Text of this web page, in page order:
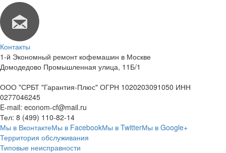
Контакты
1-й Экономный ремонт кофемашин в Москве
Домодедово Промышленная улица, 11Б/1
ООО "СРБТ "Гарантия-Плюс" ОГРН 1020203091050 ИНН
0277046245
E-mail: econom-cf@mail.ru
Тел: 8 (499) 110-82-14
Мы в ВконтактеМы в FacebookМы в TwitterМы в Google+
Территория обслуживания
Типовые неисправности